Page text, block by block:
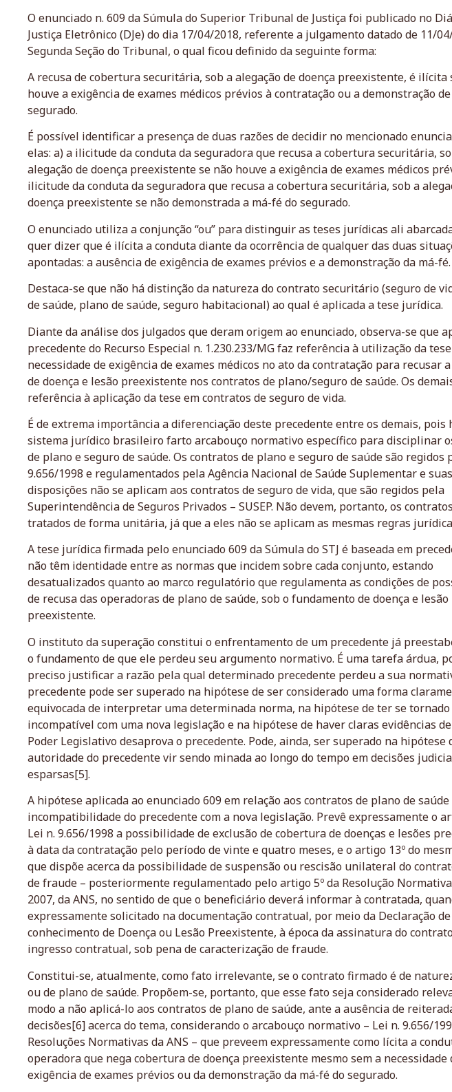
O enunciado n. 609 da Súmula do Superior Tribunal de Justiça foi publicado no
Justiça Eletrônico (DJe) do dia 17/04/2018, referente a julgamento datado de 11/
Segunda Seção do Tribunal, o qual ficou definido da seguinte forma:
A recusa de cobertura securitária, sob a alegação de doença preexistente, é ilícita
houve a exigência de exames médicos prévios à contratação ou a demonstração
segurado.
É possível identificar a presença de duas razões de decidir no mencionado
elas: a) a ilicitude da conduta da seguradora que recusa a cobertura securitária,
alegação de doença preexistente se não houve a exigência de exames médicos
ilicitude da conduta da seguradora que recusa a cobertura securitária, sob a
doença preexistente se não demonstrada a má-fé do segurado.
O enunciado utiliza a conjunção “ou” para distinguir as teses jurídicas ali
quer dizer que é ilícita a conduta diante da ocorrência de qualquer das duas
apontadas: a ausência de exigência de exames prévios e a demonstração da má-fé.
Destaca-se que não há distinção da natureza do contrato securitário (seguro de
de saúde, plano de saúde, seguro habitacional) ao qual é aplicada a tese jurídica.
Diante da análise dos julgados que deram origem ao enunciado, observa-se que
precedente do Recurso Especial n. 1.230.233/MG faz referência à utilização da
necessidade de exigência de exames médicos no ato da contratação para recusar
de doença e lesão preexistente nos contratos de plano/seguro de saúde. Os
referência à aplicação da tese em contratos de seguro de vida.
É de extrema importância a diferenciação deste precedente entre os demais, pois
sistema jurídico brasileiro farto arcabouço normativo específico para disciplinar
de plano e seguro de saúde. Os contratos de plano e seguro de saúde são regidos
9.656/1998 e regulamentados pela Agência Nacional de Saúde Suplementar e suas
disposições não se aplicam aos contratos de seguro de vida, que são regidos pela
Superintendência de Seguros Privados – SUSEP. Não devem, portanto, os
tratados de forma unitária, já que a eles não se aplicam as mesmas regras
A tese jurídica firmada pelo enunciado 609 da Súmula do STJ é baseada em
não têm identidade entre as normas que incidem sobre cada conjunto, estando
desatualizados quanto ao marco regulatório que regulamenta as condições de
de recusa das operadoras de plano de saúde, sob o fundamento de doença e lesão
preexistente.
O instituto da superação constitui o enfrentamento de um precedente já
o fundamento de que ele perdeu seu argumento normativo. É uma tarefa árdua,
preciso justificar a razão pela qual determinado precedente perdeu a sua
precedente pode ser superado na hipótese de ser considerado uma forma
equivocada de interpretar uma determinada norma, na hipótese de ter se tornado
incompatível com uma nova legislação e na hipótese de haver claras evidências
Poder Legislativo desaprova o precedente. Pode, ainda, ser superado na hipótese
autoridade do precedente vir sendo minada ao longo do tempo em decisões
esparsas[5].
A hipótese aplicada ao enunciado 609 em relação aos contratos de plano de saúde
incompatibilidade do precedente com a nova legislação. Prevê expressamente o
Lei n. 9.656/1998 a possibilidade de exclusão de cobertura de doenças e lesões
à data da contratação pelo período de vinte e quatro meses, e o artigo 13º do
que dispõe acerca da possibilidade de suspensão ou rescisão unilateral do
de fraude – posteriormente regulamentado pelo artigo 5º da Resolução
2007, da ANS, no sentido de que o beneficiário deverá informar à contratada,
expressamente solicitado na documentação contratual, por meio da Declaração de
conhecimento de Doença ou Lesão Preexistente, à época da assinatura do
ingresso contratual, sob pena de caracterização de fraude.
Constitui-se, atualmente, como fato irrelevante, se o contrato firmado é de
ou de plano de saúde. Propõem-se, portanto, que esse fato seja considerado
modo a não aplicá-lo aos contratos de plano de saúde, ante a ausência de
decisões[6] acerca do tema, considerando o arcabouço normativo – Lei n. 9.656/
Resoluções Normativas da ANS – que preveem expressamente como lícita a
operadora que nega cobertura de doença preexistente mesmo sem a necessidade
exigência de exames prévios ou da demonstração da má-fé do segurado.